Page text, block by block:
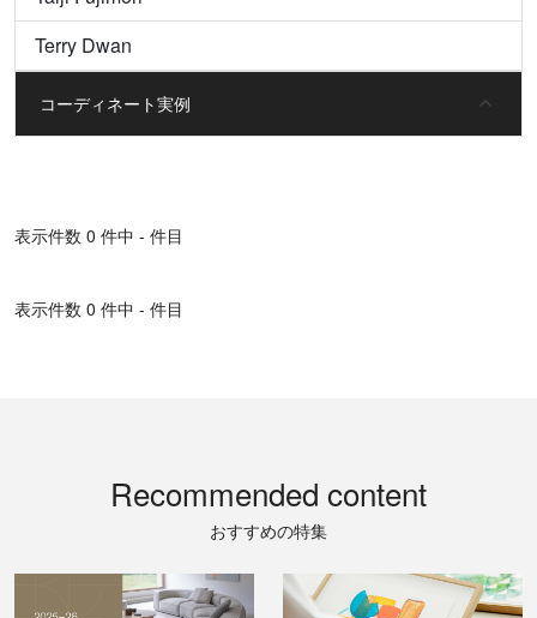
Terry Dwan
コーディネート実例
表⽰件数 0 件中 - 件目
表⽰件数 0 件中 - 件目
Recommended content
おすすめの特集